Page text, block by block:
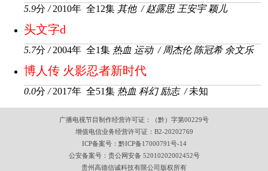
5.9分 /2010年 全12集 其他 / 赵露思 王安宇 颖儿
头文字d
5.7分 /2004年 全1集 热血 运动 / 周杰伦 陈冠希 余文乐
博人传 火影忍者新时代
0.0分 /2017年 全51集 热血 科幻 励志 /未知
广播电视节目制作经营许可证：（黔）字第00229号
增值电信业务经营许可证：B2-20202769
ICP备案号： 黔ICP备17000791号-14
公安备案号： 贵公网安备 52010202002452号
贵州高德信诚科技有限公司版权所有